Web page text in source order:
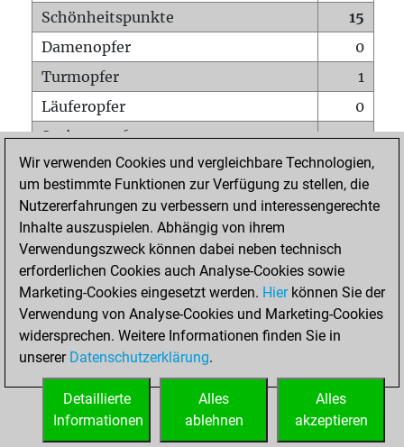
Schönheitspunkte
15
Damenopfer
0
Turmopfer
1
Läuferopfer
0
Springeropfer
0
Bauernopfer
2
Matt auf vollem Brett
0
Bauer setzt Matt
Erstickte Matts
Unterverwandlungen
0
Türme auf der siebten
0
STARTSEITE
Wir verwenden Cookies und vergleichbare Technologien,
um bestimmte Funktionen zur Verfügung zu stellen, die
Nutzererfahrungen zu verbessern und interessengerechte
Inhalte auszuspielen. Abhängig von ihrem
Verwendungszweck können dabei neben technisch
erforderlichen Cookies auch Analyse-Cookies sowie
Marketing-Cookies eingesetzt werden. Hierkönnen Sie der
Verwendung von Analyse-Cookies und Marketing-Cookies
widersprechen. Weitere Informationen finden Sie in
unserer Datenschutzerklärung.
Alles
akzeptieren
Alles
ablehnen
Detaillierte
Informationen